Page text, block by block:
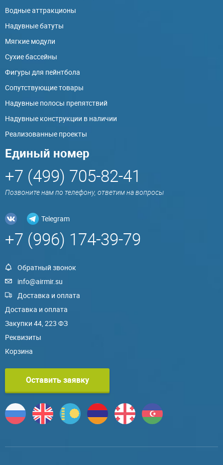
Водные аттракционы
Надувные батуты
Мягкие модули
Сухие бассейны
Фигуры для пейнтбола
Сопутствующие товары
Надувные полосы препятствий
Надувные конструкции в наличии
Реализованные проекты
Единый номер
+7 (499) 705-82-41
Позвоните нам по телефону, ответим на вопросы
Telegram
+7 (996) 174-39-79
Обратный звонок
info@airmir.su
Доставка и оплата
Доставка и оплата
Закупки 44, 223 ФЗ
Реквизиты
Корзина
Оставить заявку